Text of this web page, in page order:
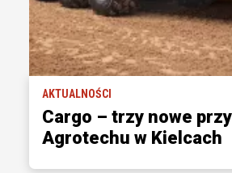
AKTUALNOŚCI
Cargo – trzy nowe
Agrotechu w Kielcach